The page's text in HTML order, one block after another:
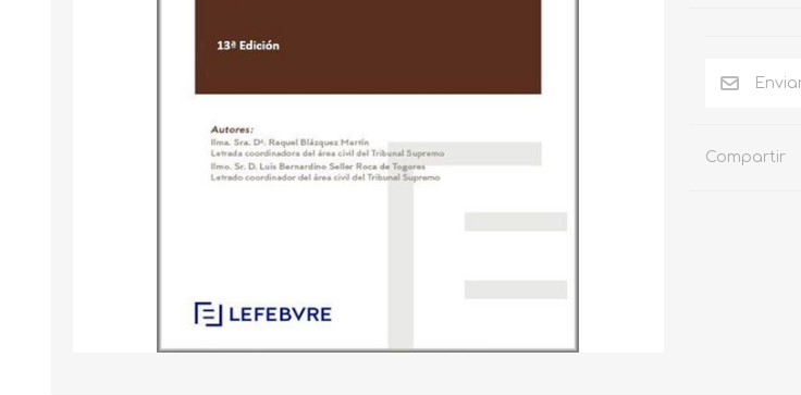
Compartir